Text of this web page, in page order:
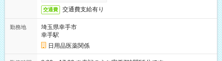
交通費 交通費支給有り
勤務地
埼玉県幸手市
幸手駅
日用品医薬関係